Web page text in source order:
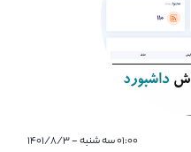
۰۱:۰۰ سه شنبه - ۱۴۰۱/۸/۳